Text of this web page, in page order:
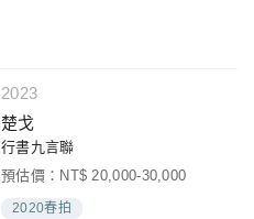
2023
楚戈
行書九言聯
預估價：NT$ 20,000-30,000
2020春拍